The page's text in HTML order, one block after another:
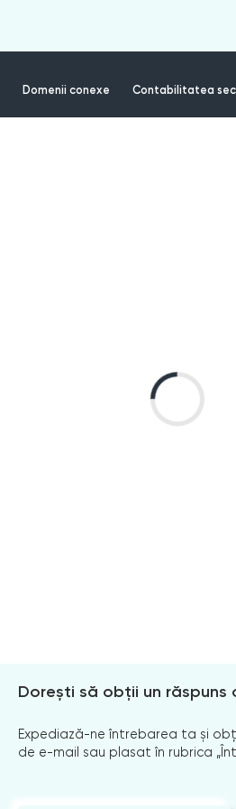
Domenii conexe Contabilitatea
Dorești să obții un răspuns
Expediază-ne întrebarea ta și
de e-mail sau plasat în rubrica